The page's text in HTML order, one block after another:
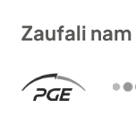
Zaufali nam